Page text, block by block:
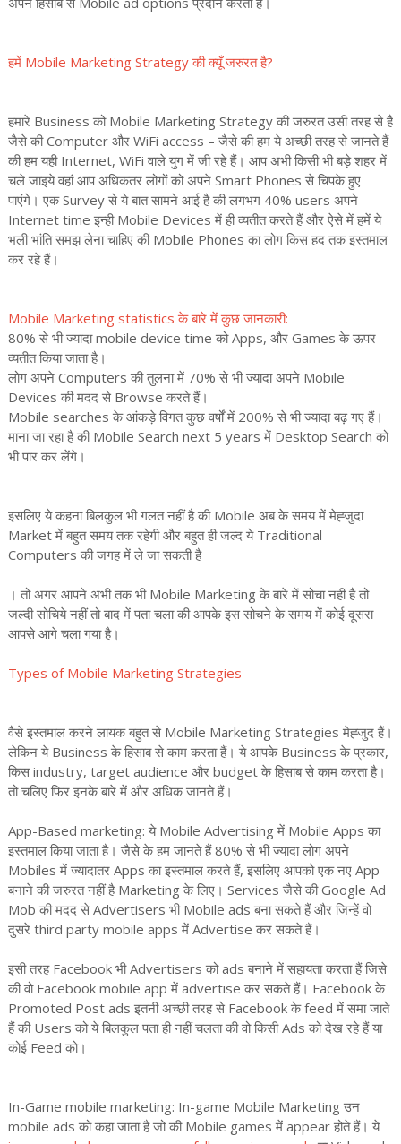
हमें Mobile Marketing Strategy की क्यूँ जरुरत है?
हमारे Business को Mobile Marketing Strategy की जरुरत उसी तरह से है
जैसे की Computer और WiFi access – जैसे की हम ये अच्छी तरह से जानते हैं
की हम यही Internet, WiFi वाले युग में जी रहे हैं। आप अभी किसी भी बड़े शहर में
चले जाइये वहां आप अधिकतर लोगों को अपने Smart Phones से चिपके हुए
पाएंगे। एक Survey से ये बात सामने आई है की लगभग 40% users अपने
Internet time इन्ही Mobile Devices में ही व्यतीत करते हैं और ऐसे में हमें ये
भली भांति समझ लेना चाहिए की Mobile Phones का लोग किस हद तक इस्तमाल
कर रहे हैं।
Mobile Marketing statistics के बारे में कुछ जानकारी:
80% से भी ज्यादा mobile device time को Apps, और Games के ऊपर
व्यतीत किया जाता है।
लोग अपने Computers की तुलना में 70% से भी ज्यादा अपने Mobile
Devices की मदद से Browse करते हैं।
Mobile searches के आंकड़े विगत कुछ वर्षों में 200% से भी ज्यादा बढ़ गए हैं।
माना जा रहा है की Mobile Search next 5 years में Desktop Search को
भी पार कर लेंगे।
इसलिए ये कहना बिलकुल भी गलत नहीं है की Mobile अब के समय में मेह्जुदा
Market में बहुत समय तक रहेगी और बहुत ही जल्द ये Traditional
Computers की जगह में ले जा सकती है
। तो अगर आपने अभी तक भी Mobile Marketing के बारे में सोचा नहीं है तो
जल्दी सोचिये नहीं तो बाद में पता चला की आपके इस सोचने के समय में कोई दूसरा
आपसे आगे चला गया है।
Types of Mobile Marketing Strategies
वैसे इस्तमाल करने लायक बहुत से Mobile Marketing Strategies मेह्जुद हैं।
लेकिन ये Business के हिसाब से काम करता हैं। ये आपके Business के प्रकार,
किस industry, target audience और budget के हिसाब से काम करता है।
तो चलिए फिर इनके बारे में और अधिक जानते हैं।
App-Based marketing: ये Mobile Advertising में Mobile Apps का
इस्तमाल किया जाता है। जैसे के हम जानते हैं 80% से भी ज्यादा लोग अपने
Mobiles में ज्यादातर Apps का इस्तमाल करते हैं, इसलिए आपको एक नए App
बनाने की जरुरत नहीं है Marketing के लिए। Services जैसे की Google Ad
Mob की मदद से Advertisers भी Mobile ads बना सकते हैं और जिन्हें वो
दुसरे third party mobile apps में Advertise कर सकते हैं।
इसी तरह Facebook भी Advertisers को ads बनाने में सहायता करता हैं जिसे
की वो Facebook mobile app में advertise कर सकते हैं। Facebook के
Promoted Post ads इतनी अच्छी तरह से Facebook के feed में समा जाते
हैं की Users को ये बिलकुल पता ही नहीं चलता की वो किसी Ads को देख रहे हैं या
कोई Feed को।
In-Game mobile marketing: In-game Mobile Marketing उन
mobile ads को कहा जाता है जो की Mobile games में appear होते हैं। ये